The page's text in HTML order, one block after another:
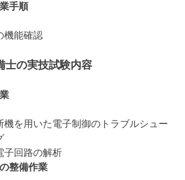
手順
機能確認
士の実技試験内容
機を用いた電子制御のトラブルシュー
子回路の解析
整備作業